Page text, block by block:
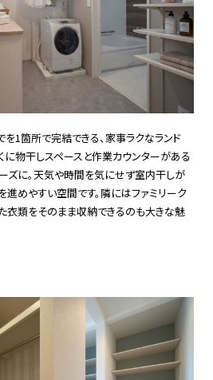
を1箇所で完結できる、家事ラクなランド
に物干しスペースと作業カウンターがある
ズに。天気や時間を気にせず室内干しが
進めやすい空間です。隣にはファミリーク
衣類をそのまま収納できるのも大きな魅